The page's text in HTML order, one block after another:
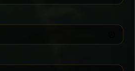
Classic
and served the traditional
fans of rich, savory dishes.